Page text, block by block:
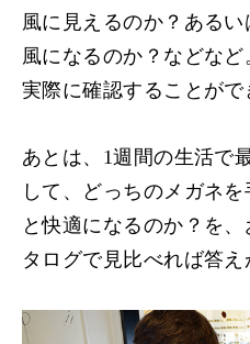
風に見えるのか？ある
風になるのか？などな
実際に確認することがで
あとは、1週間の生活で
して、どっちのメガネ
と快適になるのか？を
タログで見比べれば答え